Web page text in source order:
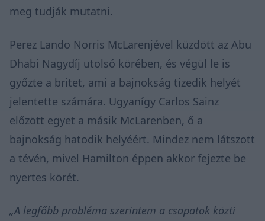
meg tudják mutatni.
Perez Lando Norris McLarenjével küzdött az Abu
Dhabi Nagydíj utolsó körében, és végül le is
győzte a britet, ami a bajnokság tizedik helyét
jelentette számára. Ugyanígy Carlos Sainz
előzött egyet a másik McLarenben, ő a
bajnokság hatodik helyéért. Mindez nem látszott
a tévén, mivel Hamilton éppen akkor fejezte be
nyertes körét.
„A legfőbb probléma szerintem a csapatok közti